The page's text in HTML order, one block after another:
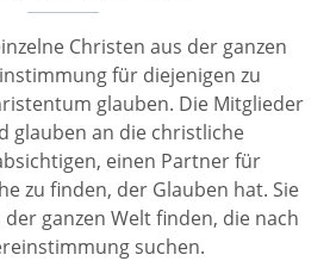
Christen aus der ganzen
für diejenigen zu
glauben. Die Mitglieder
glauben an die christliche
einen Partner für
zu finden, der Glauben hat. Sie
ganzen Welt finden, die nach
suchen.